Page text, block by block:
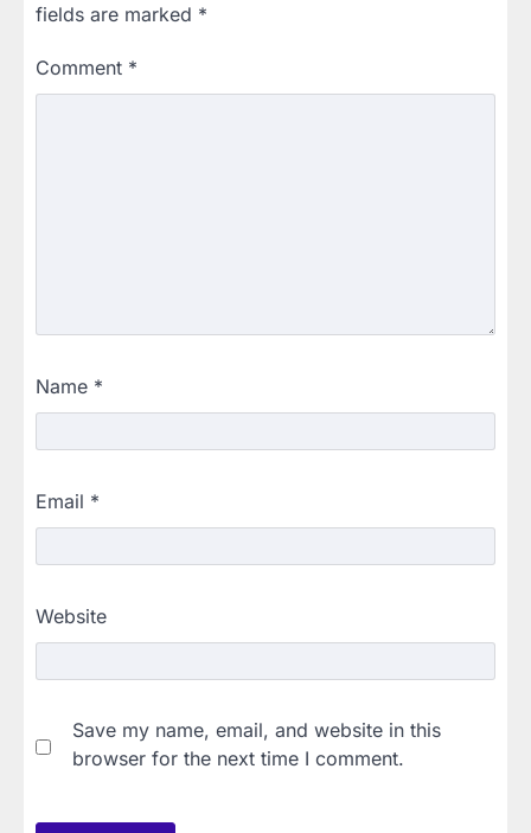
fields are marked *
Comment *
Name *
Email *
Website
Save my name, email, and website in this
browser for the next time I comment.